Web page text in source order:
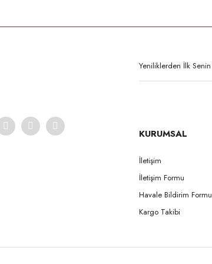
KURUMSAL
İletişim
İletişim Formu
Havale Bildirim Formu
Kargo Takibi